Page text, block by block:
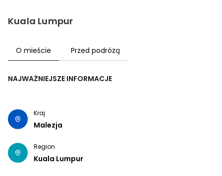
Kuala Lumpur
O mieście Przed podróżą
NAJWAŻNIEJSZE INFORMACJE
Kraj
Malezja
Region
Kuala Lumpur